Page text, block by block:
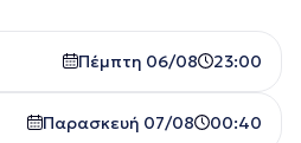
Πέμπτη 06/08 23:00
Παρασκευή 07/08 00:40